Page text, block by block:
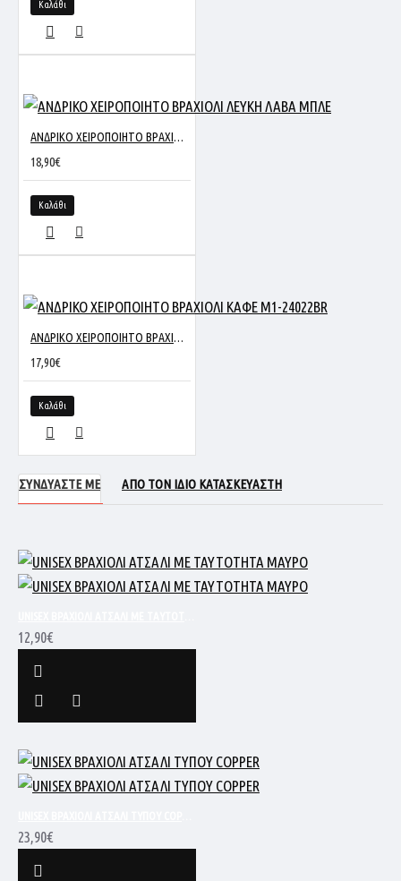
Καλάθι
ΑΝΔΡΙΚΟ ΧΕΙΡΟΠΟΙΗΤΟ ΒΡΑΧΙΟΛΙ ΛΕΥΚΗ ΛΑΒΑ ΜΠΛΕ
18,90€
Καλάθι
ΑΝΔΡΙΚΟ ΧΕΙΡΟΠΟΙΗΤΟ ΒΡΑΧΙΟΛΙ ΚΑΦΕ M1-24022BR
17,90€
Καλάθι
ΣΥΝΔΥΑΣΤΕ ΜΕ ΑΠΟ ΤΟΝ ΙΔΙΟ ΚΑΤΑΣΚΕΥΑΣΤΗ
12,90€
23,90€